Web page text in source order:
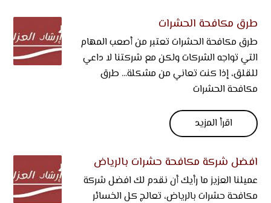
طرق مكافحة الحشرات
طرق مكافحة الحشرات تعتبر من أصعب المهام
التي تواجه الشركات ولكن مع شركتنا لا داعي
للقلق، إذا كنت تعاني من مشكلة... طرق
مكافحة الحشرات
اقرأ المزيد
افضل شركة مكافحة حشرات بالرياض
عميلنا العزيز ما رأيك أن نقدم لك افضل شركة
مكافحة حشرات بالرياض، تعالج كل الخسائر